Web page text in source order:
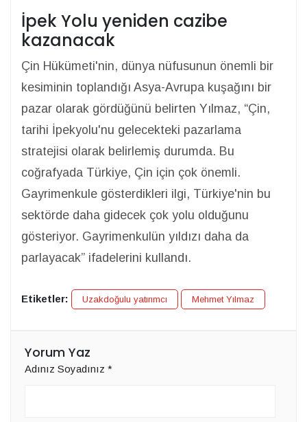
İpek Yolu yeniden cazibe
kazanacak
Çin Hükümeti'nin, dünya nüfusunun önemli bir
kesiminin toplandığı Asya-Avrupa kuşağını bir
pazar olarak gördüğünü belirten Yılmaz, “Çin,
tarihi İpekyolu'nu gelecekteki pazarlama
stratejisi olarak belirlemiş durumda. Bu
coğrafyada Türkiye, Çin için çok önemli.
Gayrimenkule gösterdikleri ilgi, Türkiye'nin bu
sektörde daha gidecek çok yolu olduğunu
gösteriyor. Gayrimenkulün yıldızı daha da
parlayacak” ifadelerini kullandı.
Etiketler: Uzakdoğulu yatırımcı Mehmet Yılmaz
Yorum Yaz
Adınız Soyadınız *